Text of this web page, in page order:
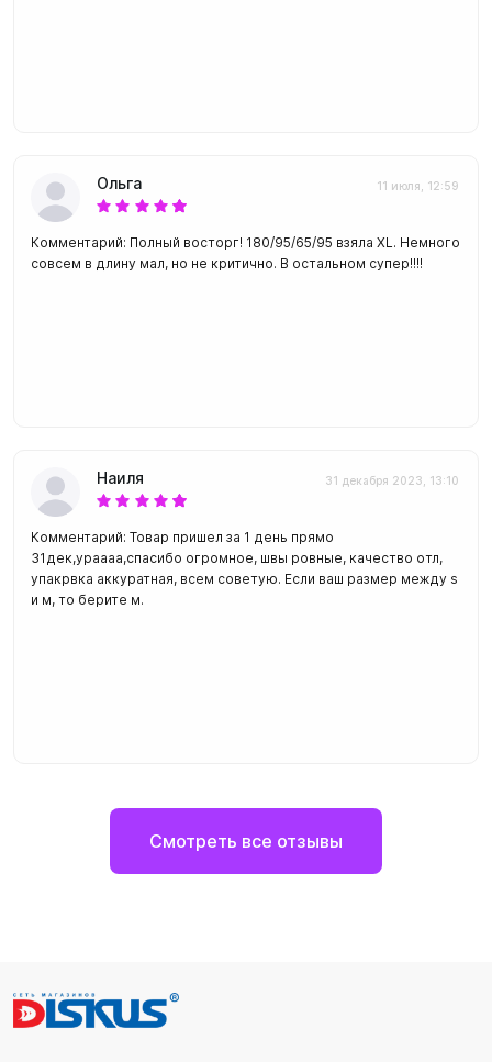
Ольга 11 июля, 12:59
Комментарий: Полный восторг! 180/95/65/95 взяла XL. Немного
совсем в длину мал, но не критично. В остальном супер!!!!
Наиля 31 декабря 2023, 13:10
Комментарий: Товар пришел за 1 день прямо
31дек,ураааа,спасибо огромное, швы ровные, качество отл,
упакрвка аккуратная, всем советую. Если ваш размер между s
и м, то берите м.
Смотреть все отзывы